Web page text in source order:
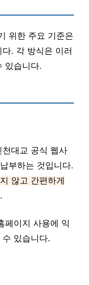
위한 주요 기준은
다. 각 방식은 이러
있습니다.
대교 공식 웹사
부하는 것입니다.
않고 간편하게
페이지 사용에 익
있습니다.